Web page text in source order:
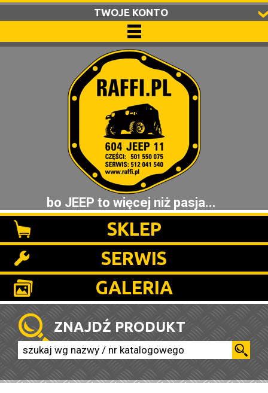
TWOJE KONTO
bo JEEP to więcej niż pasja...
SKLEP
SERWIS
GALERIA
ZNAJDŹ PRODUKT